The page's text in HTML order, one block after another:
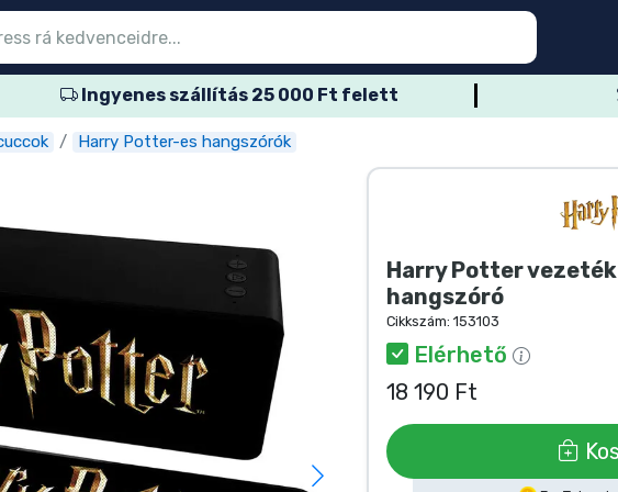
Ingyenes szállítás 25 000 Ft felett
Harry Potter-es hangszórók
Harry Potter
hangszóró
Cikkszám: 153103
Elérhető
18 190 Ft
termék
termék
termék
termék
termék
termék
termék